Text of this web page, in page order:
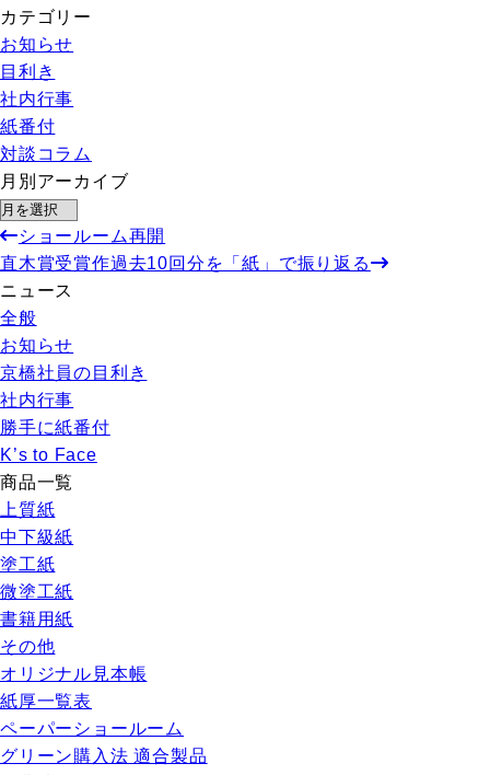
カテゴリー
お知らせ
目利き
社内行事
紙番付
対談コラム
月別アーカイブ
ショールーム再開
直木賞受賞作過去10回分を「紙」で振り返る
ニュース
全般
お知らせ
京橋社員の目利き
社内行事
勝手に紙番付
K’s to Face
商品一覧
上質紙
中下級紙
塗工紙
微塗工紙
書籍用紙
その他
オリジナル見本帳
紙厚一覧表
ペーパーショールーム
グリーン購入法 適合製品